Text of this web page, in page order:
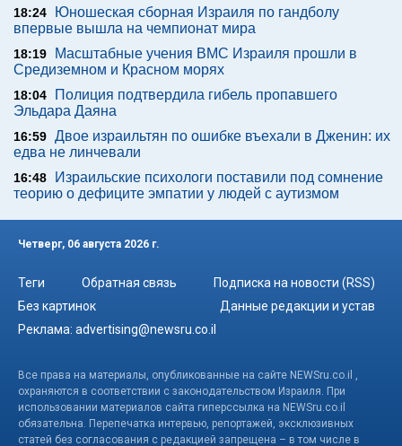
18:24
Юношеская сборная Израиля по гандболу
впервые вышла на чемпионат мира
18:19
Масштабные учения ВМС Израиля прошли в
Средиземном и Красном морях
18:04
Полиция подтвердила гибель пропавшего
Эльдара Даяна
16:59 Двое израильтян по ошибке въехали в Дженин: их
едва не линчевали
16:48
Израильские психологи поставили под сомнение
теорию о дефиците эмпатии у людей с аутизмом
Четверг, 06 августа 2026 г.
Теги Обратная связь
Подписка на новости (RSS)
Без картинок
Данные редакции и устав
Реклама: advertising@newsru.co.il
Все права на материалы, опубликованные на сайте NEWSru.co.il ,
охраняются в соответствии с законодательством Израиля. При
использовании материалов сайта гиперссылка на NEWSru.co.il
обязательна. Перепечатка интервью, репортажей, эксклюзивных
статей без согласования с редакцией запрещена – в том числе в